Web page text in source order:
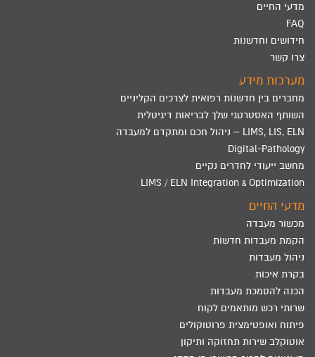
מדעי החיים
FAQ
חידושים וחדשנות
צרו קשר
מערכות מידע
מחברים בין חדשנות רפואית לצרכים הקליניים
השותף האסטרטגי שלך לבריאות דיגיטלית
LIMS, LIS, ELN – ניהול חכם ומתקדם למעבדה
Digital-Pathology
מחשב ייעודי לחדרים נקיים
LIMS / ELN Integration & Optimization
מדעי החיים
מכשור מעבדה
הקמת מעבדות חדשות
ניהול מעבדות
בקרת איכות
הכנה להסמכת מעבדות
שרותי רכש מותאמים לקוח
פיתוח ואופטימצית פרוטוקולים
אוטוקלב שירות תחזוקה ותיקון